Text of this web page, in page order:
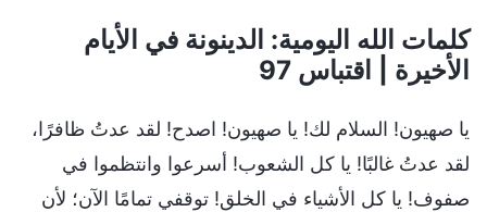
كلمات الله اليومية: الدينونة في الأيام
الأخيرة | اقتباس 97
يا صهيون! السلام لك! يا صهيون! اصدح! لقد عدتُ ظافرًا،
لقد عدتُ غالبًا! يا كل الشعوب! أسرعوا وانتظموا في
صفوف! يا كل الأشياء في الخلق! توقفي تمامًا الآن؛ لأن